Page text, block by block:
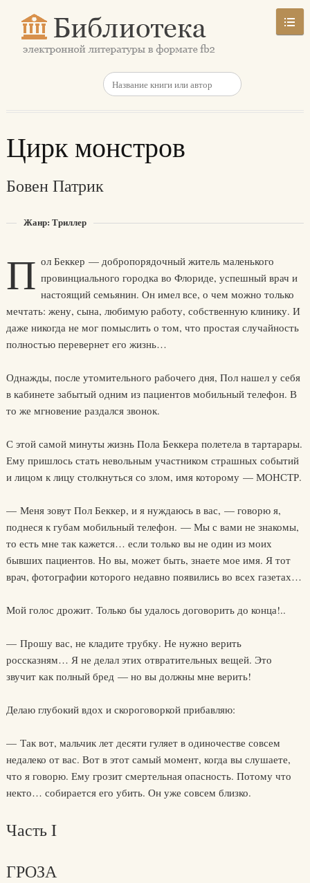
Цирк монстров
Бовен Патрик
Жанр: Триллер
П ол Беккер — добропорядочный житель маленького
провинциального городка во Флориде, успешный врач и
настоящий семьянин. Он имел все, о чем можно только
мечтать: жену, сына, любимую работу, собственную клинику. И
даже никогда не мог помыслить о том, что простая случайность
полностью перевернет его жизнь…
Однажды, после утомительного рабочего дня, Пол нашел у себя
в кабинете забытый одним из пациентов мобильный телефон. В
то же мгновение раздался звонок.
С этой самой минуты жизнь Пола Беккера полетела в тартарары.
Ему пришлось стать невольным участником страшных событий
и лицом к лицу столкнуться со злом, имя которому — МОНСТР.
— Меня зовут Пол Беккер, и я нуждаюсь в вас, — говорю я,
поднеся к губам мобильный телефон. — Мы с вами не знакомы,
то есть мне так кажется… если только вы не один из моих
бывших пациентов. Но вы, может быть, знаете мое имя. Я тот
врач, фотографии которого недавно появились во всех газетах…
Мой голос дрожит. Только бы удалось договорить до конца!..
— Прошу вас, не кладите трубку. Не нужно верить
россказням… Я не делал этих отвратительных вещей. Это
звучит как полный бред — но вы должны мне верить!
Делаю глубокий вдох и скороговоркой прибавляю:
— Так вот, мальчик лет десяти гуляет в одиночестве совсем
недалеко от вас. Вот в этот самый момент, когда вы слушаете,
что я говорю. Ему грозит смертельная опасность. Потому что
некто… собирается его убить. Он уже совсем близко.
Часть I
ГРОЗА